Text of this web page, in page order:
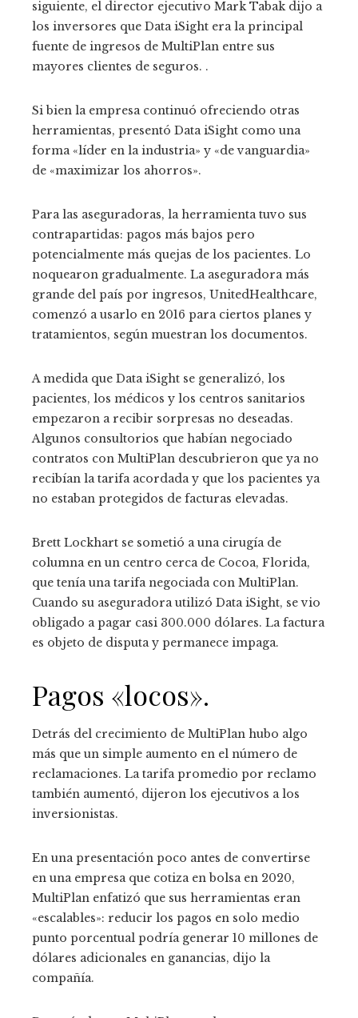
siguiente, el director ejecutivo Mark Tabak dijo a
los inversores que Data iSight era la principal
fuente de ingresos de MultiPlan entre sus
mayores clientes de seguros. .
Si bien la empresa continuó ofreciendo otras
herramientas, presentó Data iSight como una
forma «líder en la industria» y «de vanguardia»
de «maximizar los ahorros».
Para las aseguradoras, la herramienta tuvo sus
contrapartidas: pagos más bajos pero
potencialmente más quejas de los pacientes. Lo
noquearon gradualmente. La aseguradora más
grande del país por ingresos, UnitedHealthcare,
comenzó a usarlo en 2016 para ciertos planes y
tratamientos, según muestran los documentos.
A medida que Data iSight se generalizó, los
pacientes, los médicos y los centros sanitarios
empezaron a recibir sorpresas no deseadas.
Algunos consultorios que habían negociado
contratos con MultiPlan descubrieron que ya no
recibían la tarifa acordada y que los pacientes ya
no estaban protegidos de facturas elevadas.
Brett Lockhart se sometió a una cirugía de
columna en un centro cerca de Cocoa, Florida,
que tenía una tarifa negociada con MultiPlan.
Cuando su aseguradora utilizó Data iSight, se vio
obligado a pagar casi 300.000 dólares. La factura
es objeto de disputa y permanece impaga.
Pagos «locos».
Detrás del crecimiento de MultiPlan hubo algo
más que un simple aumento en el número de
reclamaciones. La tarifa promedio por reclamo
también aumentó, dijeron los ejecutivos a los
inversionistas.
En una presentación poco antes de convertirse
en una empresa que cotiza en bolsa en 2020,
MultiPlan enfatizó que sus herramientas eran
«escalables»: reducir los pagos en solo medio
punto porcentual podría generar 10 millones de
dólares adicionales en ganancias, dijo la
compañía.